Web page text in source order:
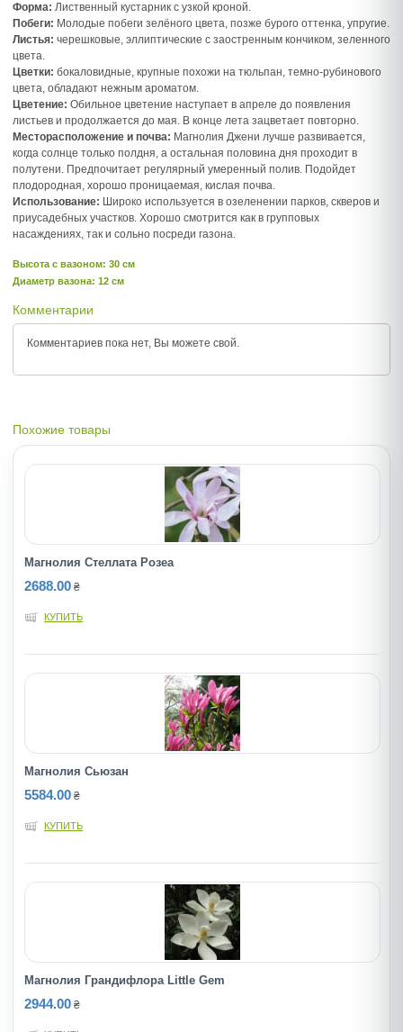
Форма: Лиственный кустарник с узкой кроной.
Побеги: Молодые побеги зелёного цвета, позже бурого оттенка, упругие.
Листья: черешковые, эллиптические с заостренным кончиком, зеленного
цвета.
Цветки: бокаловидные, крупные похожи на тюльпан, темно-рубинового
цвета, обладают нежным ароматом.
Цветение: Обильное цветение наступает в апреле до появления
листьев и продолжается до мая. В конце лета зацветает повторно.
Месторасположение и почва: Магнолия Джени лучше развивается,
когда солнце только полдня, а остальная половина дня проходит в
полутени. Предпочитает регулярный умеренный полив. Подойдет
плодородная, хорошо проницаемая, кислая почва.
Использование: Широко используется в озеленении парков, скверов и
приусадебных участков. Хорошо смотрится как в групповых
насаждениях, так и сольно посреди газона.
Высота c вазоном: 30 см
Диаметр вазона: 12 см
Комментарии
Комментариев пока нет, Вы можете свой.
Похожие товары
Магнолия Стеллата Розеа
2688.00 ₴
КУПИТЬ
Магнолия Сьюзан
5584.00 ₴
КУПИТЬ
Магнолия Грандифлора Little Gem
2944.00 ₴